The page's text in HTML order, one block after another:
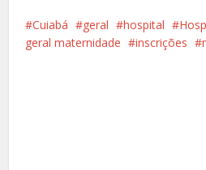
Cuiabá geral hospital
geral maternidade
inscrições